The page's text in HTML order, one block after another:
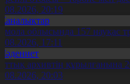
20:19
облысында 157 науқас
17:11
архивтің құрылғанына
20:03